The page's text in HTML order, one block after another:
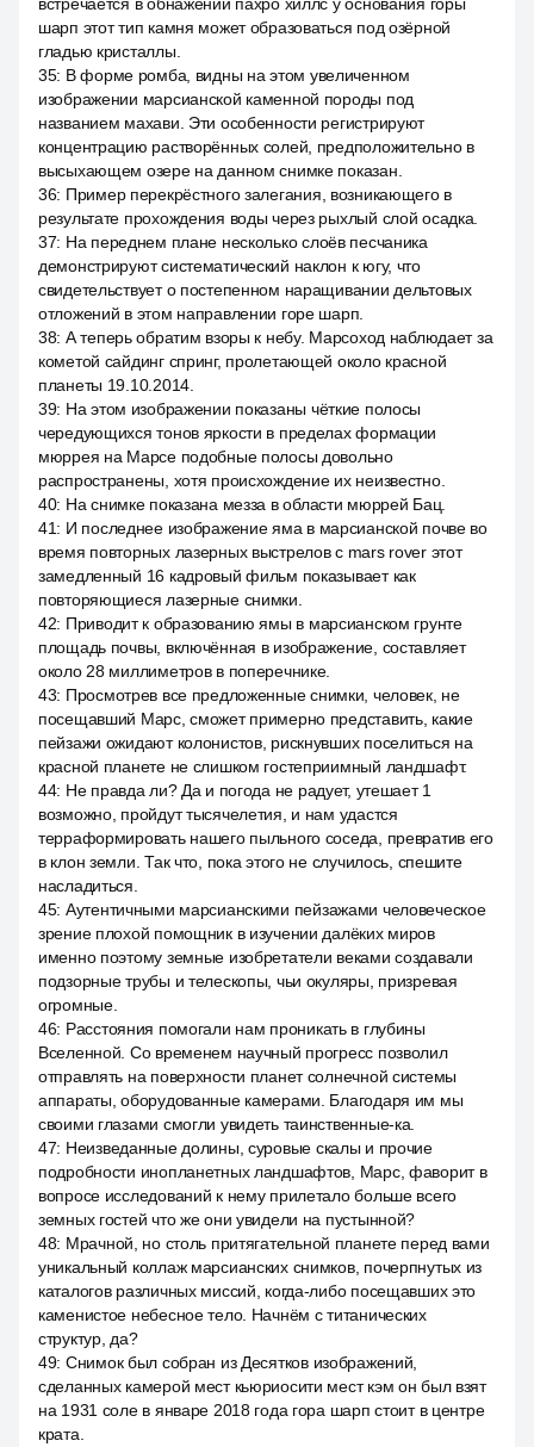
шарп этот тип камня может образоваться под озёрной
гладью кристаллы.
35: В форме ромба, видны на этом увеличенном
изображении марсианской каменной породы под
названием махави. Эти особенности регистрируют
концентрацию растворённых солей, предположительно в
высыхающем озере на данном снимке показан.
36: Пример перекрёстного залегания, возникающего в
результате прохождения воды через рыхлый слой осадка.
37: На переднем плане несколько слоёв песчаника
демонстрируют систематический наклон к югу, что
свидетельствует о постепенном наращивании дельтовых
отложений в этом направлении горе шарп.
38: А теперь обратим взоры к небу. Марсоход наблюдает за
кометой сайдинг спринг, пролетающей около красной
планеты 19.10.2014.
39: На этом изображении показаны чёткие полосы
чередующихся тонов яркости в пределах формации
мюррея на Марсе подобные полосы довольно
распространены, хотя происхождение их неизвестно.
40: На снимке показана мезза в области мюррей Бац.
41: И последнее изображение яма в марсианской почве во
время повторных лазерных выстрелов с mars rover этот
замедленный 16 кадровый фильм показывает как
повторяющиеся лазерные снимки.
42: Приводит к образованию ямы в марсианском грунте
площадь почвы, включённая в изображение, составляет
около 28 миллиметров в поперечнике.
43: Просмотрев все предложенные снимки, человек, не
посещавший Марс, сможет примерно представить, какие
пейзажи ожидают колонистов, рискнувших поселиться на
красной планете не слишком гостеприимный ландшафт.
44: Не правда ли? Да и погода не радует, утешает 1
возможно, пройдут тысячелетия, и нам удастся
терраформировать нашего пыльного соседа, превратив его
в клон земли. Так что, пока этого не случилось, спешите
насладиться.
45: Аутентичными марсианскими пейзажами человеческое
зрение плохой помощник в изучении далёких миров
именно поэтому земные изобретатели веками создавали
подзорные трубы и телескопы, чьи окуляры, призревая
огромные.
46: Расстояния помогали нам проникать в глубины
Вселенной. Со временем научный прогресс позволил
отправлять на поверхности планет солнечной системы
аппараты, оборудованные камерами. Благодаря им мы
своими глазами смогли увидеть таинственные-ка.
47: Неизведанные долины, суровые скалы и прочие
подробности инопланетных ландшафтов, Марс, фаворит в
вопросе исследований к нему прилетало больше всего
земных гостей что же они увидели на пустынной?
48: Мрачной, но столь притягательной планете перед вами
уникальный коллаж марсианских снимков, почерпнутых из
каталогов различных миссий, когда-либо посещавших это
каменистое небесное тело. Начнём с титанических
структур, да?
49: Снимок был собран из Десятков изображений,
сделанных камерой мест кьюриосити мест кэм он был взят
на 1931 соле в январе 2018 года гора шарп стоит в центре
крата.